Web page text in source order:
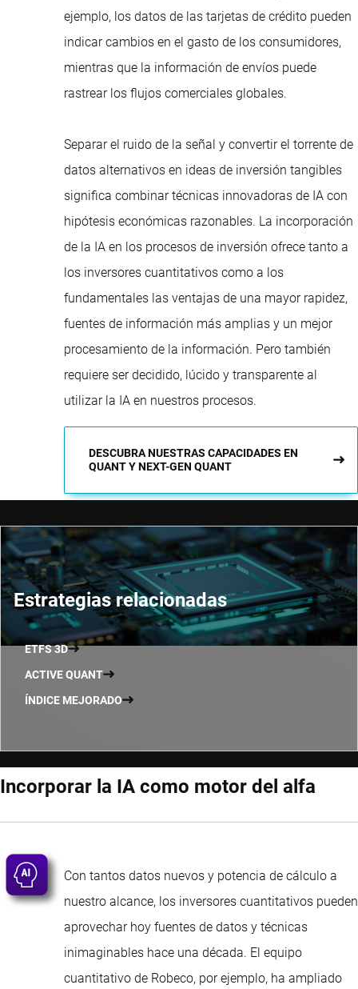
ejemplo, los datos de las tarjetas de crédito pueden
indicar cambios en el gasto de los consumidores,
mientras que la información de envíos puede
rastrear los flujos comerciales globales.
Separar el ruido de la señal y convertir el torrente de
datos alternativos en ideas de inversión tangibles
significa combinar técnicas innovadoras de IA con
hipótesis económicas razonables. La incorporación
de la IA en los procesos de inversión ofrece tanto a
los inversores cuantitativos como a los
fundamentales las ventajas de una mayor rapidez,
fuentes de información más amplias y un mejor
procesamiento de la información. Pero también
requiere ser decidido, lúcido y transparente al
utilizar la IA en nuestros procesos.
DESCUBRA NUESTRAS CAPACIDADES EN
QUANT Y NEXT-GEN QUANT
Estrategias relacionadas
ETFS 3D
ACTIVE QUANT
ÍNDICE MEJORADO
Incorporar la IA como motor del alfa
Con tantos datos nuevos y potencia de cálculo a
nuestro alcance, los inversores cuantitativos pueden
aprovechar hoy fuentes de datos y técnicas
inimaginables hace una década. El equipo
cuantitativo de Robeco, por ejemplo, ha ampliado